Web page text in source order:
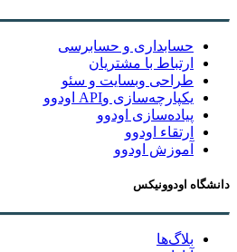
حسابداری و حسابرسی
ارتباط با مشتریان
طراحی وبسایت و سئو
یکپارچه‌سازی وAPI اودوو
پیاده‌سازی اودوو
ارتقاء اودوو
آموزش اودوو
دانشگاه اودوونیکس
بلاگ‌ها